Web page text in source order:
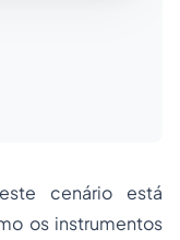
cenário está
os instrumentos